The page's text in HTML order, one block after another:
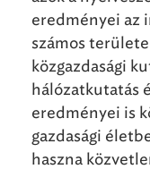
eredményei az
számos
közgazdasági
hálózatkutatás
eredményei is
gazdasági
haszna